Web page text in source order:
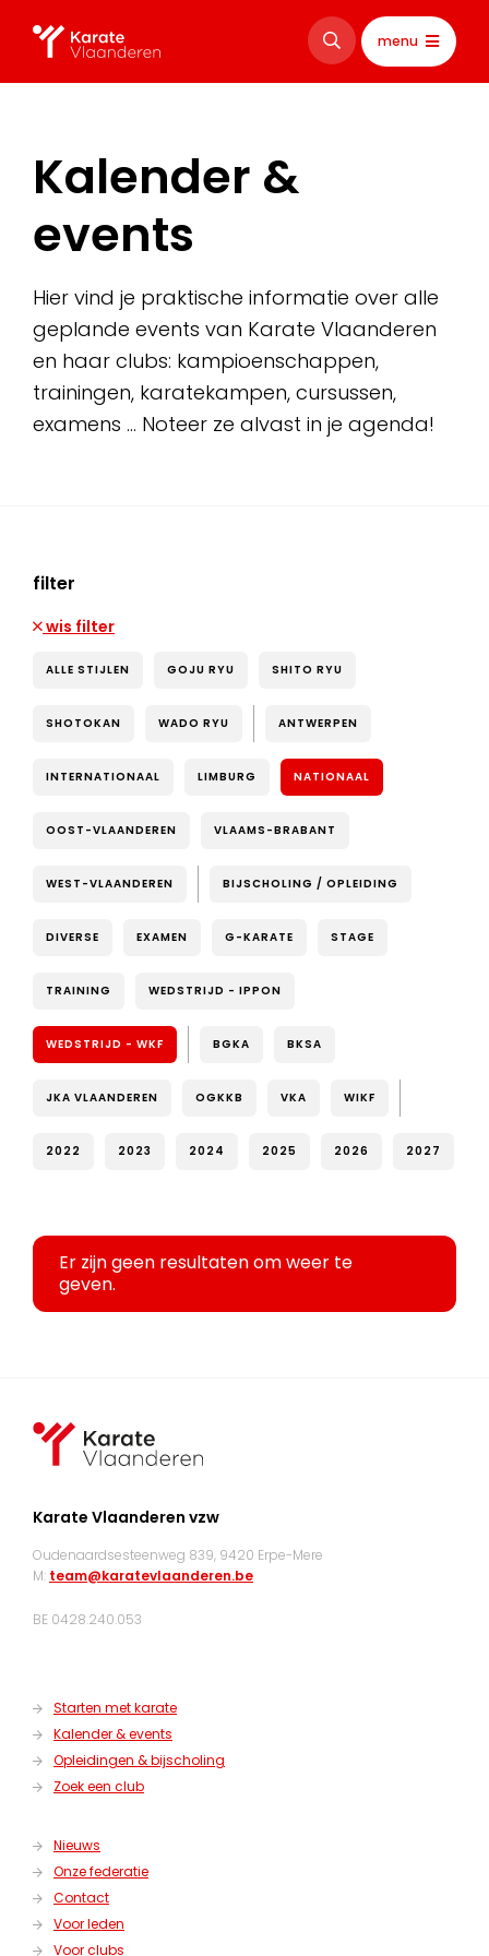
menu
Kalender &
events
Hier vind je praktische informatie over alle
geplande events van Karate Vlaanderen
en haar clubs: kampioenschappen,
trainingen, karatekampen, cursussen,
examens … Noteer ze alvast in je agenda!
filter
wis filter
ALLE STIJLEN GOJU RYU SHITO RYU
SHOTOKAN WADO RYU ANTWERPEN
INTERNATIONAAL LIMBURG NATIONAAL
OOST-VLAANDEREN VLAAMS-BRABANT
WEST-VLAANDEREN BIJSCHOLING / OPLEIDING
DIVERSE EXAMEN G-KARATE STAGE
TRAINING WEDSTRIJD - IPPON
WEDSTRIJD - WKF BGKA BKSA
JKA VLAANDEREN OGKKB VKA WIKF
2022 2023 2024 2025 2026 2027
Er zijn geen resultaten om weer te
geven.
Karate Vlaanderen vzw
Oudenaardsesteenweg 839, 9420 Erpe-Mere
M: team@karatevlaanderen.be
BE 0428.240.053
Starten met karate
Kalender & events
Opleidingen & bijscholing
Zoek een club
Nieuws
Onze federatie
Contact
Voor leden
Voor clubs